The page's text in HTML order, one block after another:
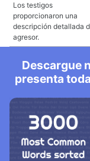
Los testigos
proporcionaron una
descripción detallada
agresor.
Descargue
presenta